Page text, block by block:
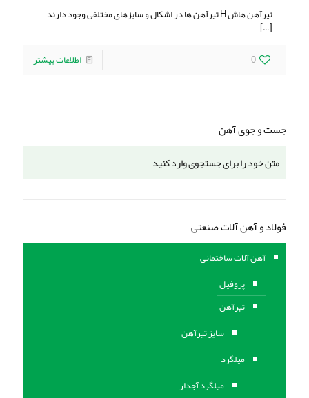
تیرآهن هاش H تیرآهن ها در اشکال و سایزهای مختلفی وجود دارند
[…]
0
اطلاعات بیشتر
جست و جوی آهن
فولاد و آهن آلات صنعتی
آهن آلات ساختمانی
پروفیل
تیرآهن
سایز تیرآهن
میلگرد
میلگرد آجدار